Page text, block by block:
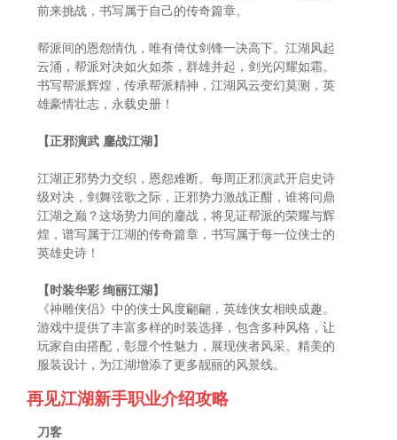
前来挑战，书写属于自己的传奇篇章。
帮派间的恩怨情仇，唯有倚仗剑锋一决高下。江湖风起
云涌，帮派对决如火如荼，群雄并起，剑光闪耀如霜。
书写帮派辉煌，传承帮派精神，江湖风云变幻莫测，英
雄豪情壮志，永载史册！
【正邪演武 鏖战江湖】
江湖正邪势力交织，恩怨难断。每周正邪演武开启史诗
级对决，剑舞弦歌之际，正邪势力激战正酣，谁将问鼎
江湖之巅？这场势力间的鏖战，将见证帮派的荣耀与辉
煌，谱写属于江湖的传奇篇章，书写属于每一位侠士的
英雄史诗！
【时装华彩 绚丽江湖】
《神雕侠侣》中的侠士风度翩翩，英雄侠女相映成趣。
游戏中提供了丰富多样的时装选择，包含多种风格，让
玩家自由搭配，彰显个性魅力，展现侠者风采。精美的
服装设计，为江湖增添了更多靓丽的风景线。
再见江湖新手职业介绍攻略
刀客